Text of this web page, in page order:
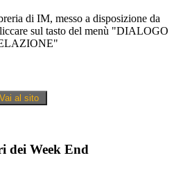
di IM, messo a disposizione da
sul tasto del menù "DIALOGO
dei Week End